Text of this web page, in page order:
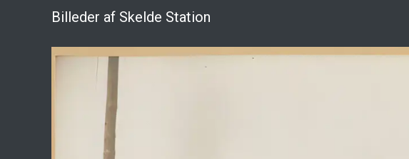
Billeder af Skelde Station